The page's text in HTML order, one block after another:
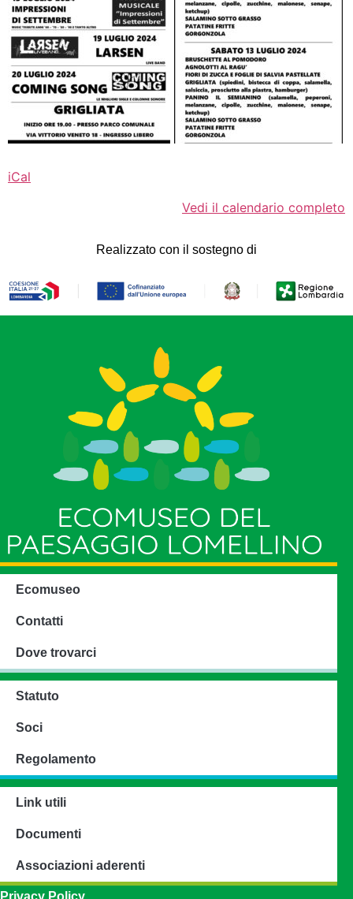
iCal
Vedi il calendario completo
Realizzato con il sostegno di
Ecomuseo
Contatti
Dove trovarci
Statuto
Soci
Regolamento
Link utili
Documenti
Associazioni aderenti